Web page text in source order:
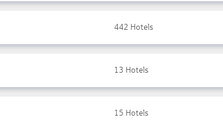
442 Hotels
13 Hotels
15 Hotels